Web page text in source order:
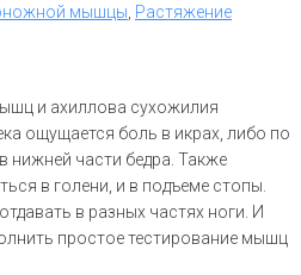
мышцы Растяжение
и ахиллова сухожилия
ощущается боль в икрах, либо по
нижней части бедра. Также
в голени, и в подъеме стопы.
в разных частях ноги. И
простое тестирование мышц